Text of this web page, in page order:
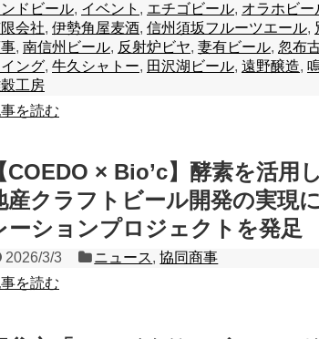
ドビール, イベント , エチゴビール, オラホビー
会社, 伊勢角屋麦酒, 信州須坂フルーツエール,
, 南信州ビール, 反射炉ビヤ, 妻有ビール, 忽布
ング, 牛久シャトー, 田沢湖ビール, 遠野醸造,
工房
を読む
COEDO × Bio’c】酵素を活用
産クラフトビール開発の実現
ーションプロジェクトを発足
2026/3/3 ニュース,協同商事
を読む